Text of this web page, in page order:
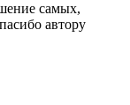
самых,
автору